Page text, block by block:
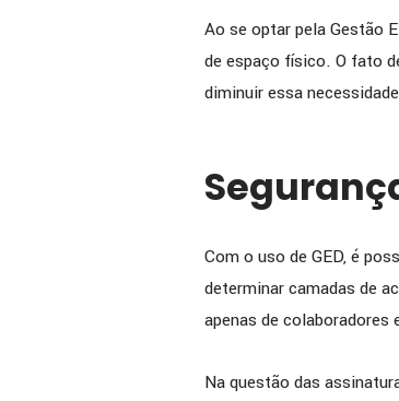
Ao se optar pela Gestão
de espaço físico. O fato
diminuir essa
Com o uso de GED, é
determinar camadas de
apenas de colaboradores
Na questão das